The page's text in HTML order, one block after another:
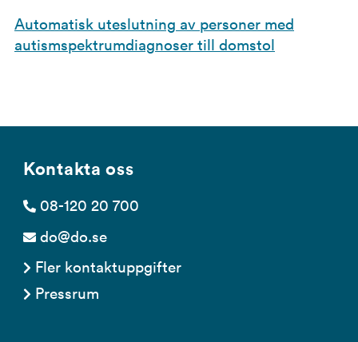
Automatisk uteslutning av personer med
autismspektrumdiagnoser till domstol
Kontakta oss
08-120 20 700
do@do.se
Fler kontaktuppgifter
Pressrum